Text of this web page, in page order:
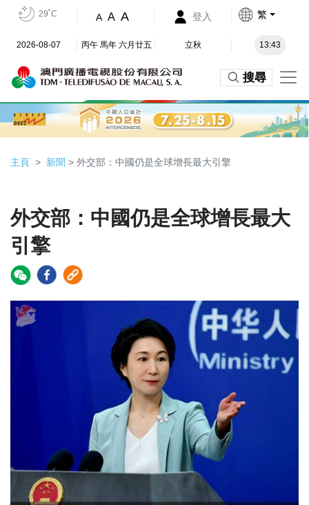
29˚C A A A 登入 繁
2026-08-07 丙午 馬年 六月廿五 立秋 13:43
搜尋
主頁 新聞 > 外交部：中國仍是全球增長最大引擎
外交部：中國仍是全球增長最大
引擎